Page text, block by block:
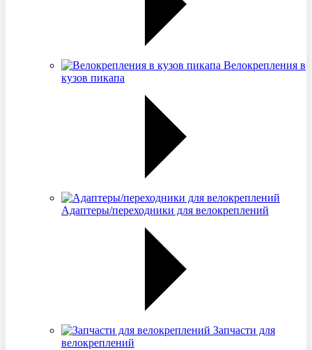
Велокрепления в
кузов пикапа
Адаптеры/переходники для велокреплений
Запчасти для
велокреплений